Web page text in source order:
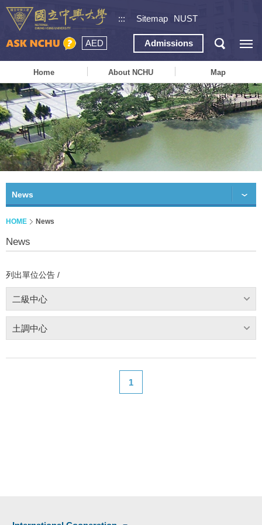
::: Sitemap NUST
AED Admissions
Home About NCHU Map
News
HOME News
News
列出單位公告 /
二級中心
土調中心
1